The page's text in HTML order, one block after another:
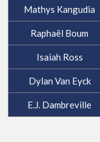
Mathys Kangudia
Raphaël Boum
Isaiah Ross
Dylan Van Eyck
E.J. Dambreville